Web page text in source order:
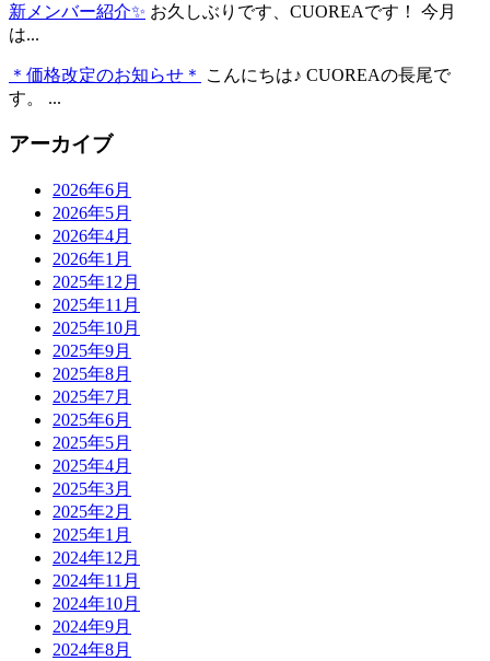
新メンバー紹介✨ お久しぶりです、CUOREAです！ 今月
は...
＊価格改定のお知らせ＊
こんにちは♪ CUOREAの長尾で
す。 ...
アーカイブ
2026年6月
2026年5月
2026年4月
2026年1月
2025年12月
2025年11月
2025年10月
2025年9月
2025年8月
2025年7月
2025年6月
2025年5月
2025年4月
2025年3月
2025年2月
2025年1月
2024年12月
2024年11月
2024年10月
2024年9月
2024年8月